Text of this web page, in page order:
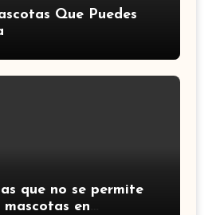
Que Puedes
que no se permite
en